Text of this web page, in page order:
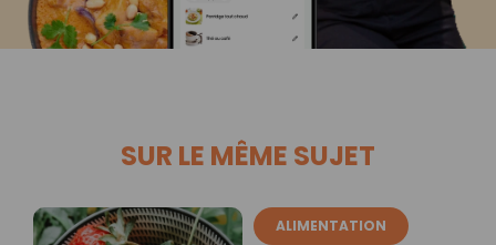
SUR LE MÊME SUJET
ALIMENTATION